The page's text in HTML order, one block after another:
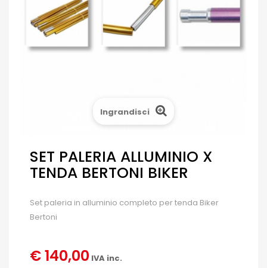
Ingrandisci
SET PALERIA ALLUMINIO X
TENDA BERTONI BIKER
Set paleria in alluminio completo per tenda Biker
Bertoni
€ 140,00 IVA inc.